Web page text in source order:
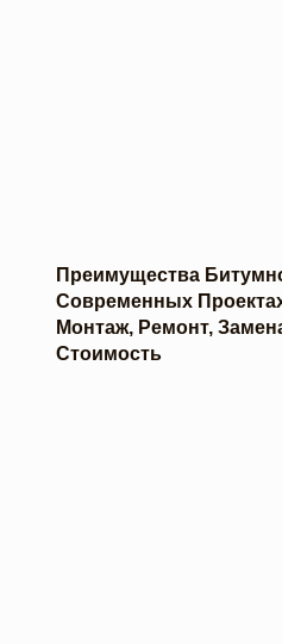
Преимущества
Современных
Монтаж, Ремонт,
Стоимость